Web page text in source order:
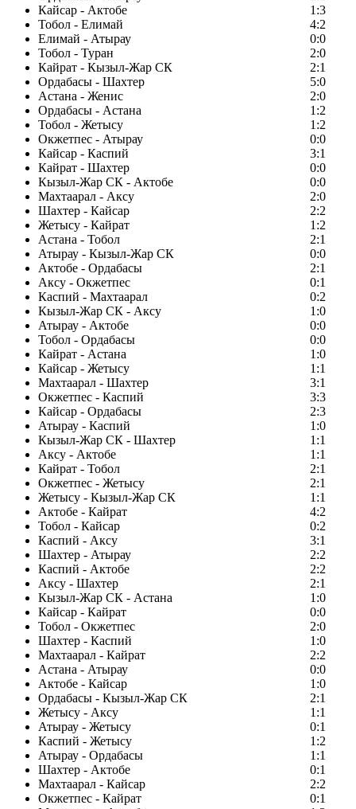
Кайсар - Актобе
1:3
Тобол - Елимай
4:2
Елимай - Атырау
0:0
Тобол - Туран
2:0
Кайрат - Кызыл-Жар СК
2:1
Ордабасы - Шахтер
5:0
Астана - Женис
2:0
Ордабасы - Астана
1:2
Тобол - Жетысу
1:2
Окжетпес - Атырау
0:0
Кайсар - Каспий
3:1
Кайрат - Шахтер
0:0
Кызыл-Жар СК - Актобе
0:0
Махтаарал - Аксу
2:0
Шахтер - Кайсар
2:2
Жетысу - Кайрат
1:2
Астана - Тобол
2:1
Атырау - Кызыл-Жар СК
0:0
Актобе - Ордабасы
2:1
Аксу - Окжетпес
0:1
Каспий - Махтаарал
0:2
Кызыл-Жар СК - Аксу
1:0
Атырау - Актобе
0:0
Тобол - Ордабасы
0:0
Кайрат - Астана
1:0
Кайсар - Жетысу
1:1
Махтаарал - Шахтер
3:1
Окжетпес - Каспий
3:3
Кайсар - Ордабасы
2:3
Атырау - Каспий
1:0
Кызыл-Жар СК - Шахтер
1:1
Аксу - Актобе
1:1
Кайрат - Тобол
2:1
Окжетпес - Жетысу
2:1
Жетысу - Кызыл-Жар СК
1:1
Актобе - Кайрат
4:2
Тобол - Кайсар
0:2
Каспий - Аксу
3:1
Шахтер - Атырау
2:2
Каспий - Актобе
2:2
Аксу - Шахтер
2:1
Кызыл-Жар СК - Астана
1:0
Кайсар - Кайрат
0:0
Тобол - Окжетпес
2:0
Шахтер - Каспий
1:0
Махтаарал - Кайрат
2:2
Астана - Атырау
0:0
Актобе - Кайсар
1:0
Ордабасы - Кызыл-Жар СК
2:1
Жетысу - Аксу
1:1
Атырау - Жетысу
0:1
Каспий - Жетысу
1:2
Атырау - Ордабасы
1:1
Шахтер - Актобе
0:1
Махтаарал - Кайсар
2:2
Окжетпес - Кайрат
0:1